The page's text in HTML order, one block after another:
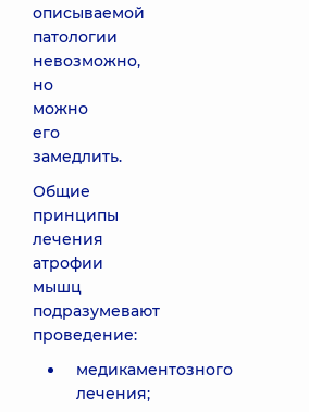
описываемой
патологии
невозможно,
но
можно
его
замедлить.
Общие
принципы
лечения
атрофии
мышц
подразумевают
проведение:
медикаментозного
лечения;